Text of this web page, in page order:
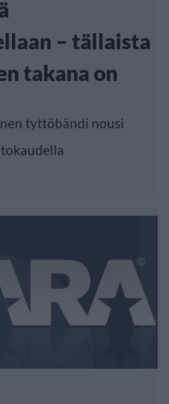
– tällaista
takana on
tyttöbändi nousi